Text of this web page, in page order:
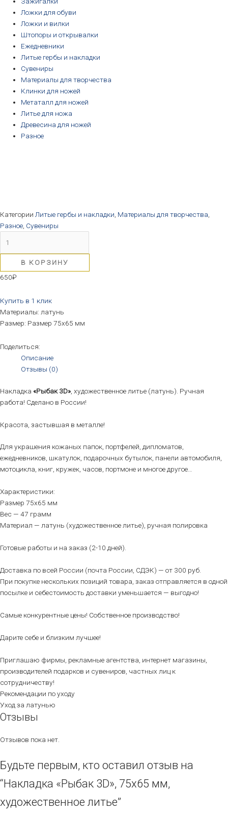
Ложки для обуви
Ложки и вилки
Штопоры и открывалки
Ежедневники
Литые гербы и накладки
Сувениры
Материалы для творчества
Клинки для ножей
Метаталл для ножей
Литье для ножа
Древесина для ножей
Разное
Категории Литые гербы и накладки Материалы для творчества
Разное Сувениры
В КОРЗИНУ
650₽
Купить в 1 клик
Материалы: латунь
Размер: Размер 75х65 мм
Поделиться:
Описание
Отзывы (0)
Накладка «Рыбак 3D», художественное литье (латунь). Ручная
работа! Сделано в России!
Красота, застывшая в металле!
Для украшения кожаных папок, портфелей, дипломатов,
ежедневников, шкатулок, подарочных бутылок, панели автомобиля,
мотоцикла, книг, кружек, часов, портмоне и многое другое…
Характеристики:
Размер 75х65 мм
Вес — 47 грамм
Материал — латунь (художественное литье), ручная полировка
Готовые работы и на заказ (2-10 дней).
Доставка по всей России (почта России, СДЭК) — от 300 руб.
При покупке нескольких позиций товара, заказ отправляется в одной
посылке и себестоимость доставки уменьшается — выгодно!
Самые конкурентные цены! Собственное производство!
Дарите себе и близким лучшее!
Приглашаю фирмы, рекламные агентства, интернет магазины,
производителей подарков и сувениров, частных лиц к
сотрудничеству!
Рекомендации по уходу
Уход за латунью
Отзывы
Отзывов пока нет.
Будьте первым, кто оставил отзыв на
“Накладка «Рыбак 3D», 75х65 мм,
художественное литье”